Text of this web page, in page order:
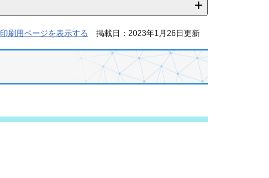
印刷用ページを表示する 掲載日：2023年1月26日更新